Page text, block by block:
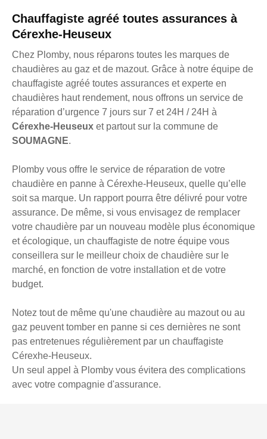
Chauffagiste agréé toutes assurances à
Cérexhe-Heuseux
Chez Plomby, nous réparons toutes les marques de
chaudières au gaz et de mazout. Grâce à notre équipe de
chauffagiste agréé toutes assurances et experte en
chaudières haut rendement, nous offrons un service de
réparation d’urgence 7 jours sur 7 et 24H / 24H à
Cérexhe-Heuseux et partout sur la commune de
SOUMAGNE.
Plomby vous offre le service de réparation de votre
chaudière en panne à Cérexhe-Heuseux, quelle qu’elle
soit sa marque. Un rapport pourra être délivré pour votre
assurance. De même, si vous envisagez de remplacer
votre chaudière par un nouveau modèle plus économique
et écologique, un chauffagiste de notre équipe vous
conseillera sur le meilleur choix de chaudière sur le
marché, en fonction de votre installation et de votre
budget.
Notez tout de même qu'une chaudière au mazout ou au
gaz peuvent tomber en panne si ces dernières ne sont
pas entretenues régulièrement par un chauffagiste
Cérexhe-Heuseux.
Un seul appel à Plomby vous évitera des complications
avec votre compagnie d'assurance.